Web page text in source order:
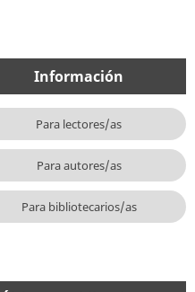
Información
Para lectores/as
Para autores/as
Para bibliotecarios/as